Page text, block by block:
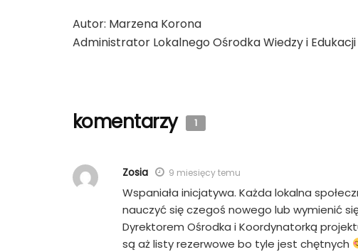
Autor: Marzena Korona
Administrator Lokalnego Ośrodka Wiedzy i
komentarzy 1
Zosia 9 miesięcy temu
Wspaniała inicjatywa. Każda lokalna
nauczyć się czegoś nowego lub wymienić
Dyrektorem Ośrodka i Koordynatorką
są aż listy rezerwowe bo tyle jest chętnych